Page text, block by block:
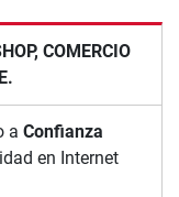
COMERCIO
a Confianza
en Internet